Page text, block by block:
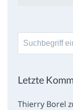
Suche
nach:
Letzte
Thierry Borel